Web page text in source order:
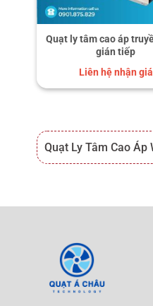
Quạt ly tâm cao áp
gián tiếp
Liên hệ nhận giá
Quạt Ly Tâm Cao